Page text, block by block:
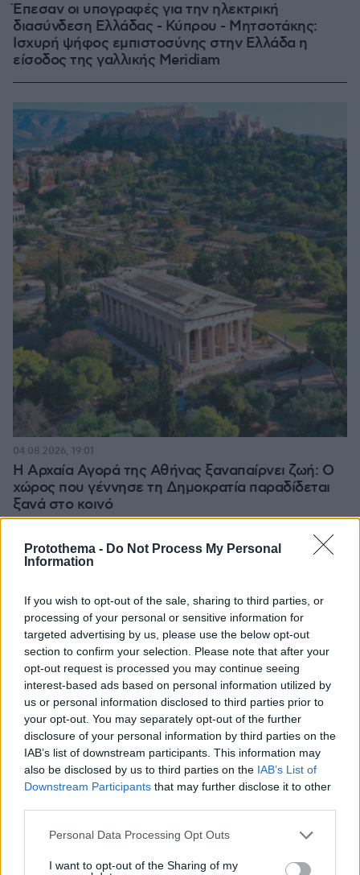
Protothema - Do Not Process My Personal
Information
If you wish to opt-out of the sale, sharing to third parties, or
processing of your personal or sensitive information for
targeted advertising by us, please use the below opt-out
section to confirm your selection. Please note that after your
opt-out request is processed you may continue seeing
interest-based ads based on personal information utilized by
us or personal information disclosed to third parties prior to
your opt-out. You may separately opt-out of the further
disclosure of your personal information by third parties on the
IAB’s list of downstream participants. This information may
also be disclosed by us to third parties on the IAB’s List of
Downstream Participants that may further disclose it to other
Please note that this website/app uses one or more Google
not limited to your visit or usage behaviour. You may click to
Personal Data Processing Opt Outs
I want to opt-out of the Sharing of my
Έπεσαν οι υπογραφές για την ηλεκτρική
διασύνδεση Ελλάδας - Κύπρου - Μητσοτάκης:
Ισχυρή ψήφος εμπιστοσύνης στην Ελλάδα η
είσοδος της γαλλικής Meridiam
Η Αρχαία Αγορά της Αθήνας ξαναπαίρνει ζωή: Ο
χώρος που γέννησε τη Δημοκρατία παραδίδεται
ξανά στο κοινό
04.08.2026, 19:01